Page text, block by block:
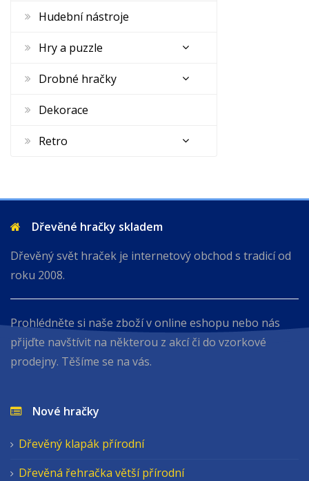
Hudební nástroje
Hry a puzzle
Drobné hračky
Dekorace
Retro
Dřevěné hračky skladem
Dřevěný svět hraček je internetový obchod s tradicí od
roku 2008.
Prohlédněte si naše zboží v online eshopu nebo nás
přijďte navštívit na některou z akcí či do vzorkové
prodejny. Těšíme se na vás.
Nové hračky
Dřevěný klapák přírodní
Dřevěná řehračka větší přírodní